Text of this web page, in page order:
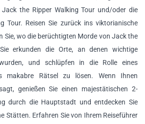
the Ripper Walking Tour und/oder die
Tour. Reisen Sie zurück ins viktorianische
Sie, wo die berüchtigten Morde von Jack the
erkunden die Orte, an denen wichtige
und schlüpfen in die Rolle eines
makabre Rätsel zu lösen. Wenn Ihnen
genießen Sie einen majestätischen 2-
durch die Hauptstadt und entdecken Sie
Stätten. Erfahren Sie von Ihrem Reiseführer